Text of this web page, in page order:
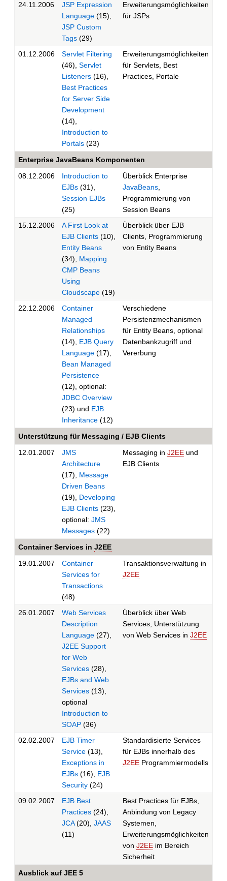
24.11.2006
JSP Expression
Language (15),
JSP Custom
Tags (29)
Erweiterungsmöglichkeiten
für JSPs
01.12.2006
Servlet Filtering
(46), Servlet
Listeners (16),
Best Practices
for Server Side
Development
(14),
Introduction to
Portals (23)
Erweiterungsmöglichkeiten
für Servlets, Best
Practices, Portale
Enterprise JavaBeans Komponenten
08.12.2006
Introduction to
EJBs (31),
Session EJBs
(25)
Überblick Enterprise
JavaBeans,
Programmierung von
Session Beans
15.12.2006
A First Look at
EJB Clients (10),
Entity Beans
(34), Mapping
CMP Beans
Using
Cloudscape (19)
Überblick über EJB
Clients, Programmierung
von Entity Beans
22.12.2006
Container
Managed
Relationships
(14), EJB Query
Language (17),
Bean Managed
Persistence
(12), optional:
JDBC Overview
(23) und EJB
Inheritance (12)
Verschiedene
Persistenzmechanismen
für Entity Beans, optional
Datenbankzugriff und
Vererbung
Unterstützung für Messaging / EJB Clients
12.01.2007
JMS
Architecture
(17), Message
Driven Beans
(19), Developing
EJB Clients (23),
optional: JMS
Messages (22)
Messaging in J2EE und
EJB Clients
Container Services in J2EE
19.01.2007
Container
Services for
Transactions
(48)
Transaktionsverwaltung in
J2EE
26.01.2007
Web Services
Description
Language (27),
J2EE Support
for Web
Services (28),
EJBs and Web
Services (13),
optional
Introduction to
SOAP (36)
Überblick über Web
Services, Unterstützung
von Web Services in J2EE
02.02.2007
EJB Timer
Service (13),
Exceptions in
EJBs (16), EJB
Security (24)
Standardisierte Services
für EJBs innerhalb des
J2EE Programmiermodells
09.02.2007
EJB Best
Practices (24),
JCA(20), JAAS
(11)
Best Practices für EJBs,
Anbindung von Legacy
Systemen,
Erweiterungsmöglichkeiten
von J2EE im Bereich
Sicherheit
Ausblick auf JEE 5